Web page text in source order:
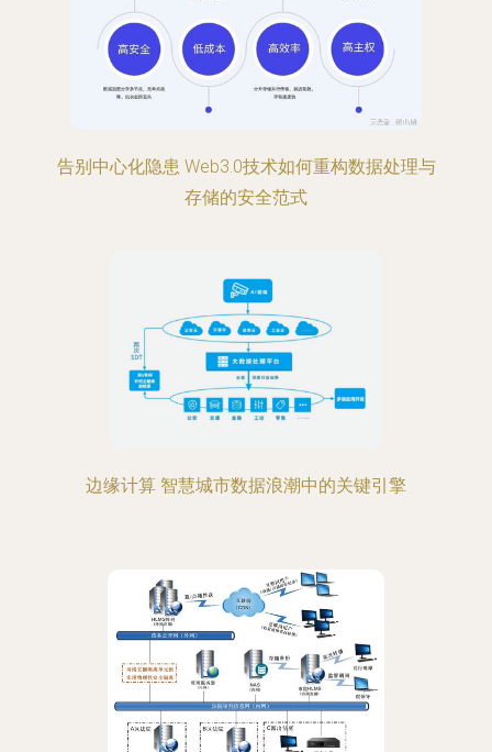
告别中心化隐患 Web3.0技术如何重构数据处理与
存储的安全范式
边缘计算 智慧城市数据浪潮中的关键引擎